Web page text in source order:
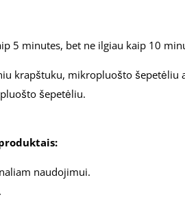
5 minutes, bet ne ilgiau kaip 10
krapštuku, mikropluošto šepetėliu
šepetėliu.
naudojimui.